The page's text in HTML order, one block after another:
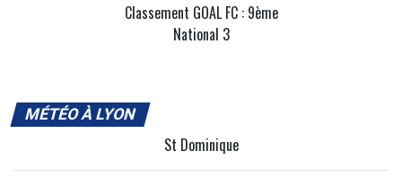
Classement GOAL FC : 9ème
National 3
MÉTÉO À LYON
St Dominique